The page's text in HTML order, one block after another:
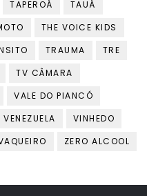
TAPEROÁ
TAUÁ
THE VOICE KIDS
TRAUMA
TRE
TV CÂMARA
VALE DO PIANCÓ
VENEZUELA
VINHEDO
ZERO ALCOOL